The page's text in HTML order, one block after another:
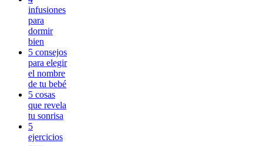
infusiones
para
dormir
bien
5 consejos
para elegir
el nombre
de tu bebé
5 cosas
que revela
tu sonrisa
5
ejercicios